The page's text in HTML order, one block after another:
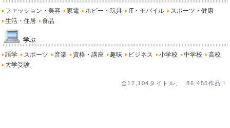
ファッション・美容 家電 ホビー・玩具 IT・モバイル
スポーツ・健康
生活・住居
食品
学ぶ
語学 スポーツ 音楽 資格・講座 趣味 ビジネス 小学校 中学校
高校
大学受験
全12,104タイトル、 86,455作品！